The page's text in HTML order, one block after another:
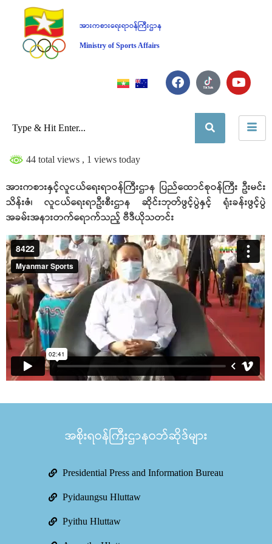
အားကစားရေးရာဝန်ကြီးဌာန
Ministry of Sports Affairs
44 total views , 1 views today
အားကစားနှင့်လူငယ်ရေးရာဝန်ကြီးဌာန ပြည်ထောင်စုဝန်ကြီး ဦးမင်း
သိန်းဇံ၊ လူငယ်ရေးရာဦးစီးဌာန ဆိုင်းဘုတ်ဖွင့်ပွဲနှင့် ရုံးခန်းဖွင့်ပွဲ
အခမ်းအနားတက်ရောက်သည့် ဗီဒီယိုသတင်း
အစိုးရဝန်ကြီးဌာနဝဘ်ဆိုဒ်များ
Presidential Press and Information Bureau
Pyidaungsu Hluttaw
Pyithu Hluttaw